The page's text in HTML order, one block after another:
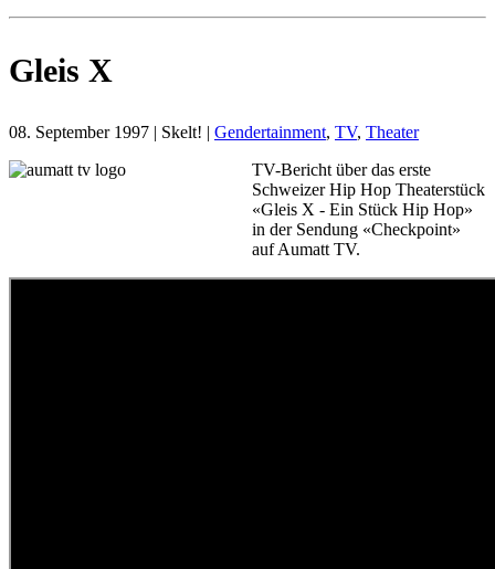
Gleis X
08. September 1997 | Skelt! | Gendertainment, TV, Theater
TV-Bericht über das erste
Schweizer Hip Hop Theaterstück
«Gleis X - Ein Stück Hip Hop»
in der Sendung «Checkpoint»
auf Aumatt TV.